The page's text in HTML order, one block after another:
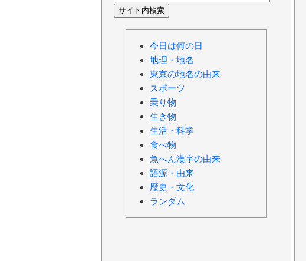
今日は何の日
地理・地名
東京の地名の由来
スポーツ
乗り物
生き物
生活・科学
食べ物
魚へん漢字の由来
語源・由来
歴史・文化
ランダム